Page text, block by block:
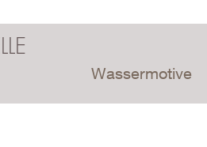
Wassermotive